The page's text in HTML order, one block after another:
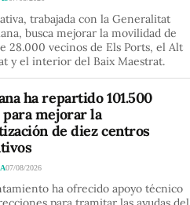
trabajada con la Generalitat
busca mejorar la movilidad de
28.000 vecinos de Els Ports, el Alt
y el interior del Baix Maestrat.
ha repartido 101.500
mejorar la
de diez centros
07/08/2026
ha ofrecido apoyo técnico